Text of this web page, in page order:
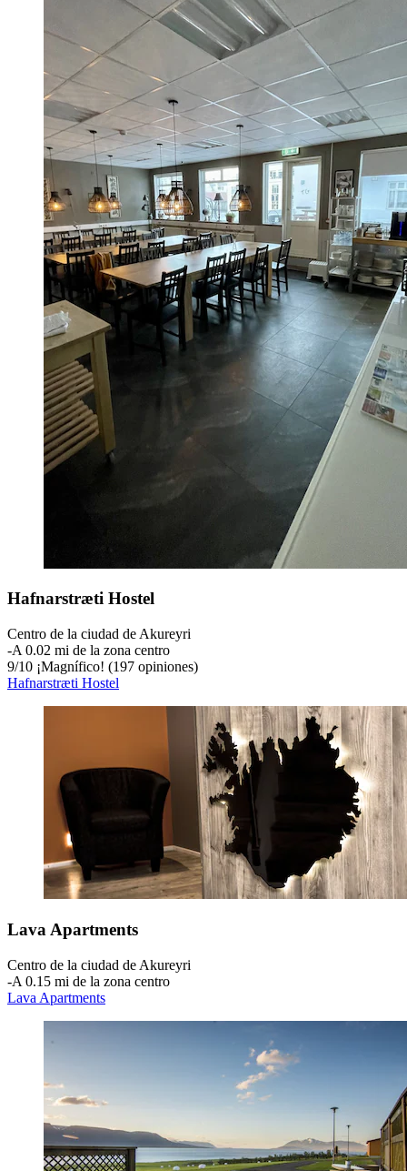
Hafnarstræti Hostel
Centro de la ciudad de Akureyri
‐A 0.02 mi de la zona centro
9/10 ¡Magnífico! (197 opiniones)
Hafnarstræti Hostel
Lava Apartments
Centro de la ciudad de Akureyri
‐A 0.15 mi de la zona centro
Lava Apartments